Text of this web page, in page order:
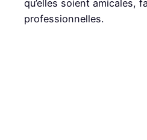
qu’elles soient amicales,
professionnelles.